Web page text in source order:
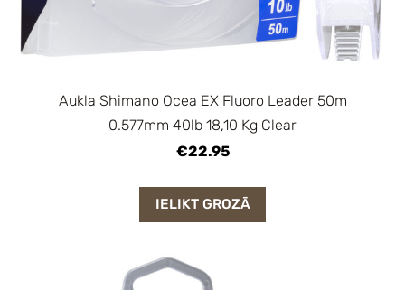
Aukla Shimano Ocea EX Fluoro Leader 50m
0.577mm 40lb 18,10 Kg Clear
€22.95
IELIKT GROZĀ